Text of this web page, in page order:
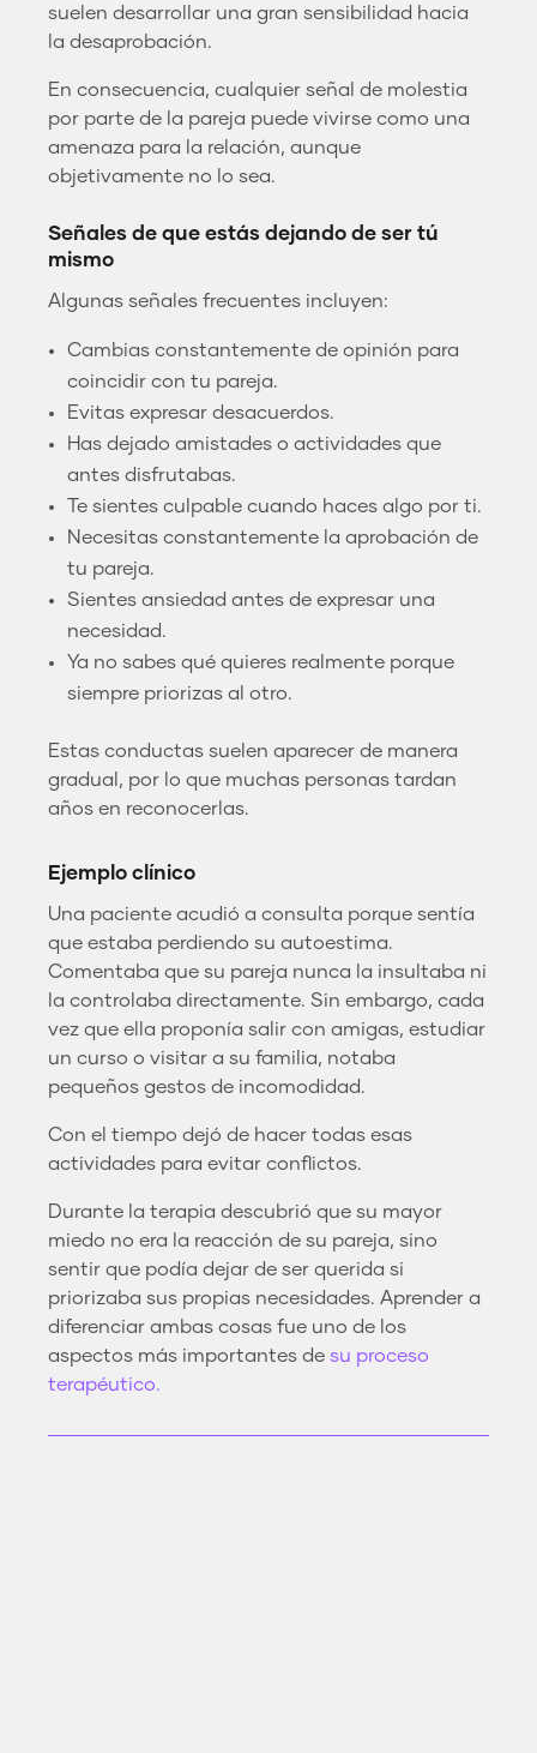
suelen desarrollar una gran sensibilidad hacia
la desaprobación.
En consecuencia, cualquier señal de molestia
por parte de la pareja puede vivirse como una
amenaza para la relación, aunque
objetivamente no lo sea.
Señales de que estás dejando de ser tú
mismo
Algunas señales frecuentes incluyen:
Cambias constantemente de opinión para
coincidir con tu pareja.
Evitas expresar desacuerdos.
Has dejado amistades o actividades que
antes disfrutabas.
Te sientes culpable cuando haces algo por ti.
Necesitas constantemente la aprobación de
tu pareja.
Sientes ansiedad antes de expresar una
necesidad.
Ya no sabes qué quieres realmente porque
siempre priorizas al otro.
Estas conductas suelen aparecer de manera
gradual, por lo que muchas personas tardan
años en reconocerlas.
Ejemplo clínico
Una paciente acudió a consulta porque sentía
que estaba perdiendo su autoestima.
Comentaba que su pareja nunca la insultaba ni
la controlaba directamente. Sin embargo, cada
vez que ella proponía salir con amigas, estudiar
un curso o visitar a su familia, notaba
pequeños gestos de incomodidad.
Con el tiempo dejó de hacer todas esas
actividades para evitar conflictos.
Durante la terapia descubrió que su mayor
miedo no era la reacción de su pareja, sino
sentir que podía dejar de ser querida si
priorizaba sus propias necesidades. Aprender a
diferenciar ambas cosas fue uno de los
aspectos más importantes de su proceso
terapéutico.